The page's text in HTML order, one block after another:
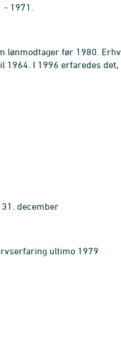
1971.
lønmodtager før 1980.
1964. I 1996 erfaredes
december
ultimo 1979